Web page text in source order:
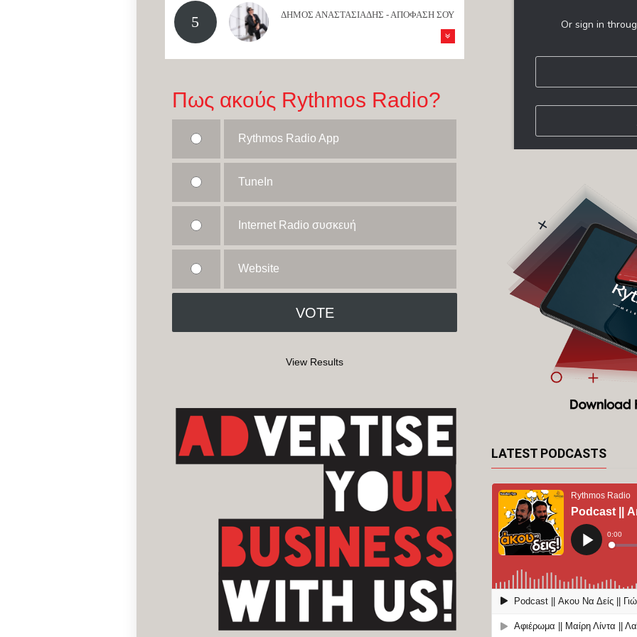
5 ΔΗΜΟΣ ΑΝΑΣΤΑΣΙΑΔΗΣ - ΑΠΟΦΑΣΗ ΣΟΥ
Πως ακούς Rythmos Radio?
Rythmos Radio App
TuneIn
Internet Radio συσκευή
Website
View Results
LATEST PODCASTS